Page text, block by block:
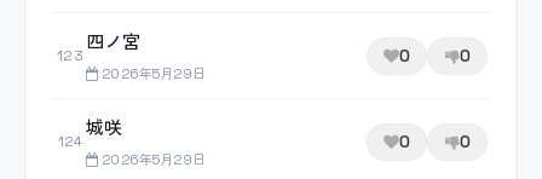
123
四ノ宮
2026年5月29日
0 0
124
城咲
2026年5月29日
0 0